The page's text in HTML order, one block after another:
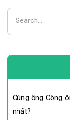
Cúng ông Công
nhất?